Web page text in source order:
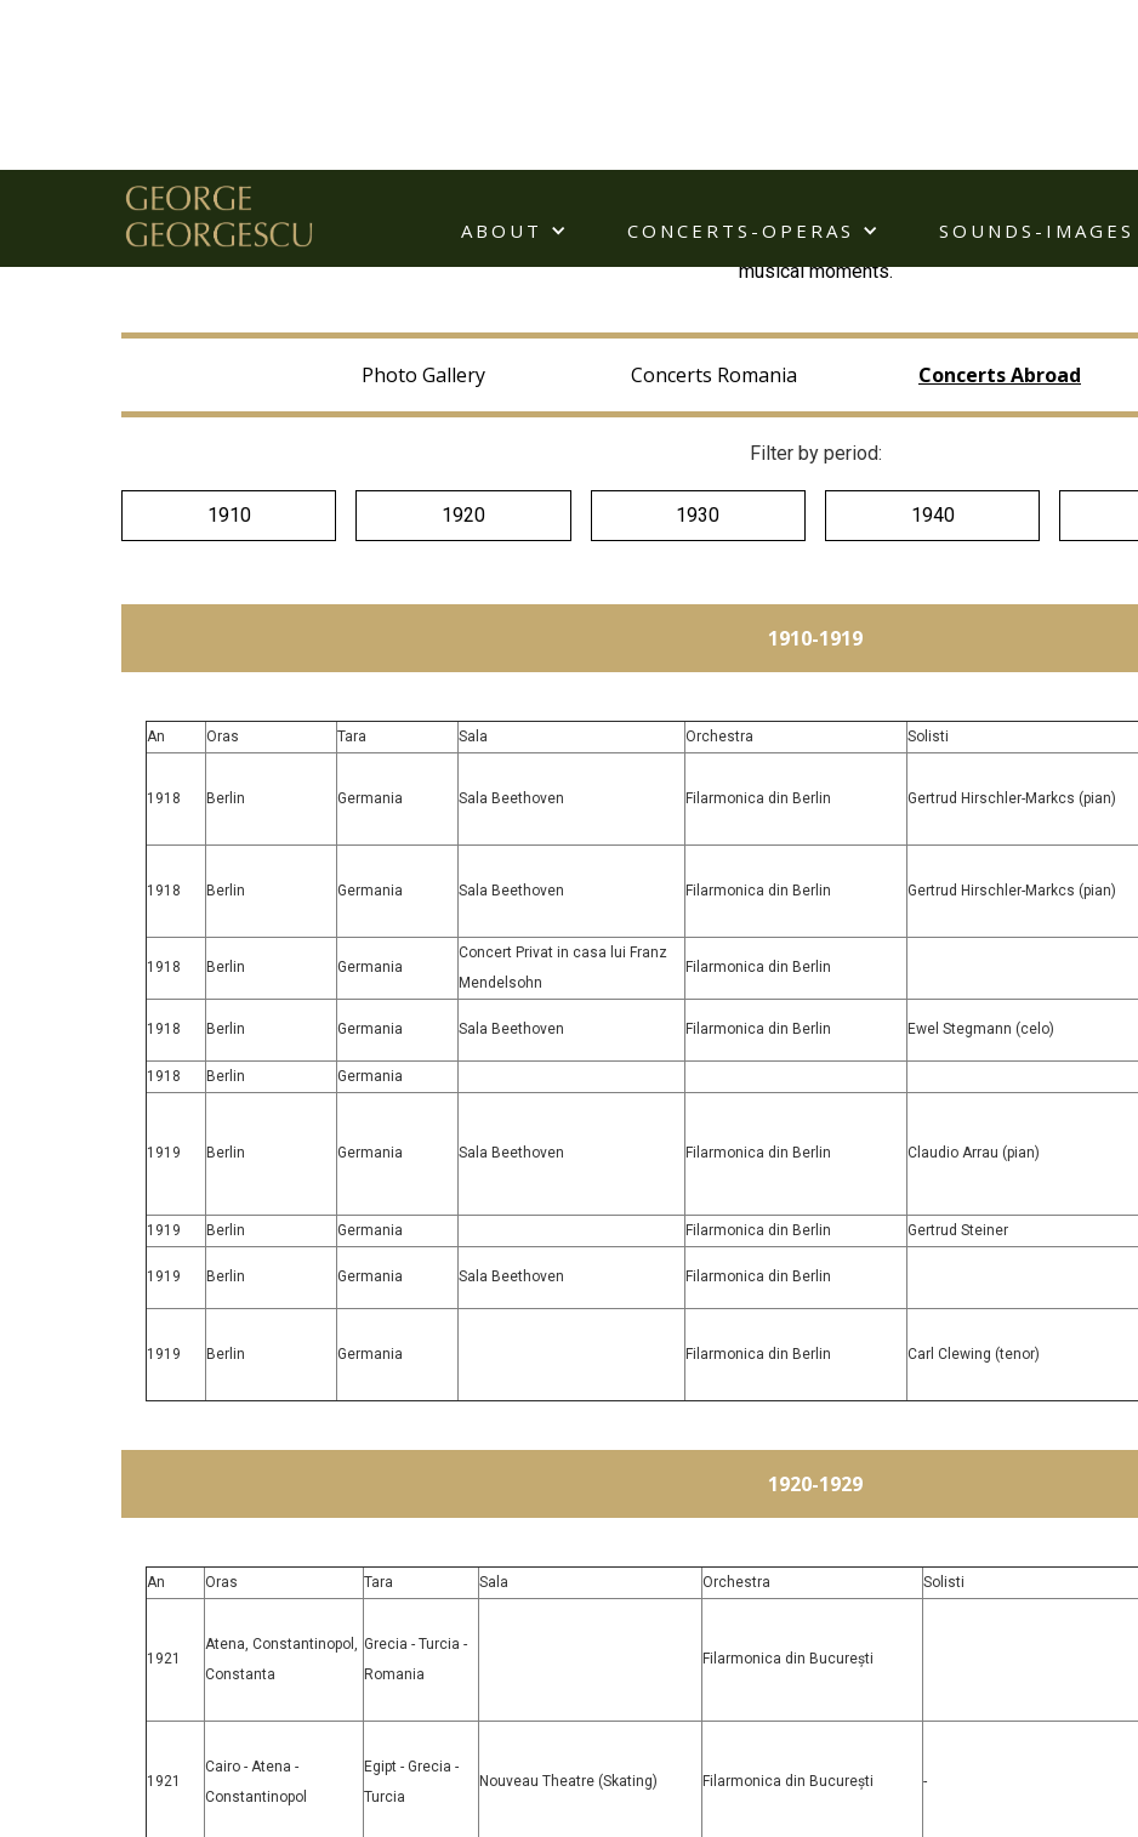
ABOUT CONCERTS-OPERAS SOUNDS-IMAGES
Over the course of an extraordinary career spanning 1,200 concerts, he collaborated with renowned
musical moments.
Photo Gallery Concerts Romania Concerts Abroad
Filter by period:
1910 1920 1930 1940
1910-1919
An Oras Tara Sala Orchestra Solisti
1918 Berlin Germania Sala Beethoven Filarmonica din Berlin Gertrud Hirschler-Markcs (pian)
1918 Berlin Germania Sala Beethoven Filarmonica din Berlin Gertrud Hirschler-Markcs (pian)
1918 Berlin Germania
Concert Privat in casa lui Franz
Mendelsohn
Filarmonica din Berlin
1918 Berlin Germania Sala Beethoven Filarmonica din Berlin Ewel Stegmann (celo)
1918
Berlin Germania
1919 Berlin Germania Sala Beethoven Filarmonica din Berlin Claudio Arrau (pian)
1919
Berlin Germania Filarmonica din Berlin Gertrud Steiner
1919 Berlin Germania Sala Beethoven Filarmonica din Berlin
1919 Berlin Germania Filarmonica din Berlin Carl Clewing (tenor)
1920-1929
An Oras Tara Sala Orchestra Solisti
1921
Atena, Constantinopol,
Constanta
Grecia - Turcia -
Romania
Filarmonica din București
1921
Cairo - Atena -
Constantinopol
Egipt - Grecia -
Turcia
Nouveau Theatre (Skating) Filarmonica din București -